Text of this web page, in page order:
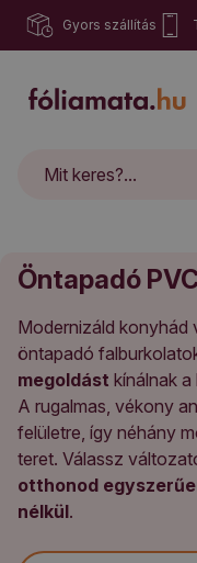
Gyors szállítás
Öntapadó
Modernizáld konyhád
öntapadó
megoldást kínálnak
A rugalmas, vékony
felületre, így néhány
teret. Válassz
otthonod
nélkül.